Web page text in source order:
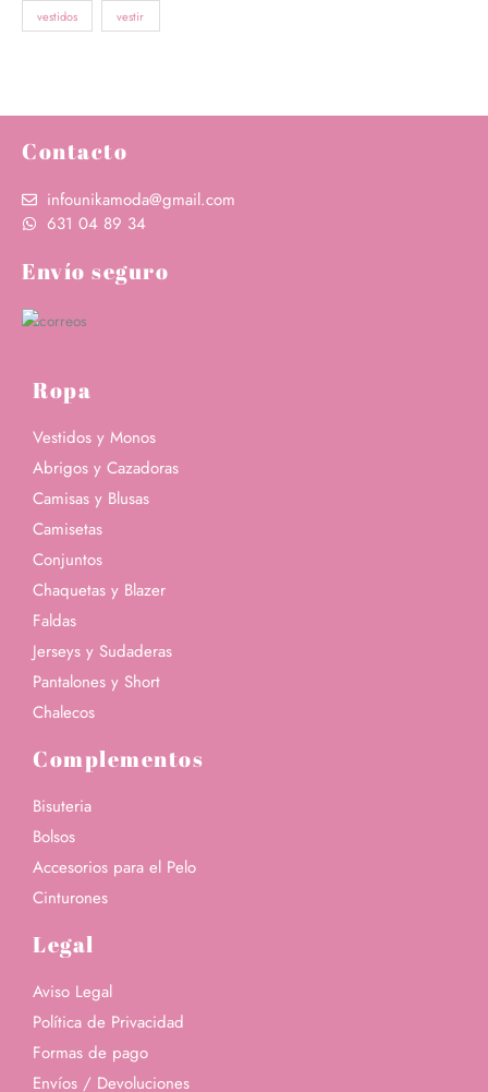
vestidos vestir
Contacto
infounikamoda@gmail.com
631 04 89 34‬
Envío seguro
Ropa
Vestidos y Monos
Abrigos y Cazadoras
Camisas y Blusas
Camisetas
Conjuntos
Chaquetas y Blazer
Faldas
Jerseys y Sudaderas
Pantalones y Short
Chalecos
Complementos
Bisuteria
Bolsos
Accesorios para el Pelo
Cinturones
Legal
Aviso Legal
Política de Privacidad
Formas de pago
Envíos / Devoluciones